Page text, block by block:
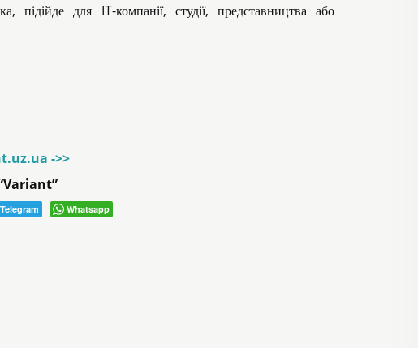
підійде для IT-компанії, студії, представництва або
->>
Telegram Whatsapp